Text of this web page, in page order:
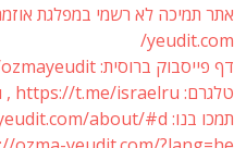
yeudit.com/
דף פייסבוק ברוסית: https://www.facebook.com/ozmayeudit/
טלגרם: https://t.me/israelblogru , https://t.me/israelru
תמכו בנו: https://ozma-yeudit.com/about/#d